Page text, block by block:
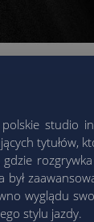
studio
tytułów,
gdzie
wyglądu
stylu jazdy.